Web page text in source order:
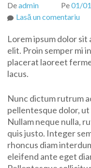
Deadmin Pe01/
Lasă un comentariula
Lorem ipsum dolor
elit. Proin semper mi
placerat laoreet
lacus.
Nunc dictum rutrum
pellentesque dolor,
Nullam neque nulla,
quis justo. Integer
rhoncus diam
eleifend ante eget